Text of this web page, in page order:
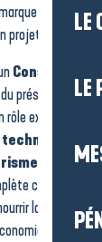
LE
LE
territoriale La
projet
Conseil
président de
exécutif au
cette
la stratégie
et